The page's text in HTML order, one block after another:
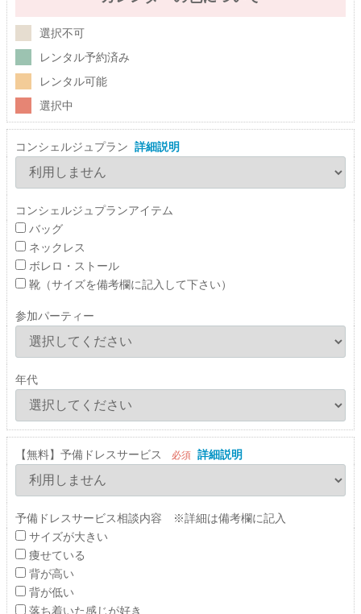
選択不可
レンタル予約済み
レンタル可能
選択中
コンシェルジュプラン 詳細説明
コンシェルジュプランアイテム
バッグ
ネックレス
ボレロ・ストール
靴（サイズを備考欄に記入して下さい）
参加パーティー
年代
【無料】予備ドレスサービス 必須 詳細説明
予備ドレスサービス相談内容 ※詳細は備考欄に記入
サイズが大きい
痩せている
背が高い
背が低い
落ち着いた感じが好き